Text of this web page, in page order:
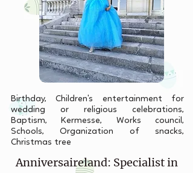
Birthday, Children's entertainment for
wedding or religious celebrations,
Baptism, Kermesse, Works council,
Schools, Organization of snacks,
Christmas tree
Anniversaireland: Specialist in